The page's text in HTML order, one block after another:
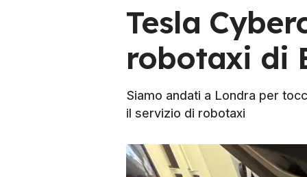
Tesla
robotaxi di
Siamo andati a Londra per
il servizio di robotaxi